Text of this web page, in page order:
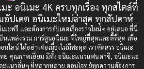
อร์)(19)
1988
1985
1983
1981
ะ อนิเมะ 4K ครบทุกเรื่อง ทุกสไตล์ที่
ปเดต อนิเมะใหม่ล่าสุด ทุกสัปดาห์
ะฟรี และต้องการอัปเดตเรื่องราวใหม่ๆ อยู่เสมอ ที่นี่
นแหล่งรวม การ์ตูนอนิเมะ ที่ใหญ่ที่สุดและดีที่สุด เพื่อ
ไลน์ ได้อย่างต่อเนื่องไม่มีสะดุด เราคัดสรร อนิเมะ
ย คุณภาพเยี่ยม มีทั้ง อนิเมะแนวแฟนตาซี, อนิเมะแอ
ะแนวอื่นๆ ที่หลากหลาย ตอบโจทย์ทุกความต้องการ